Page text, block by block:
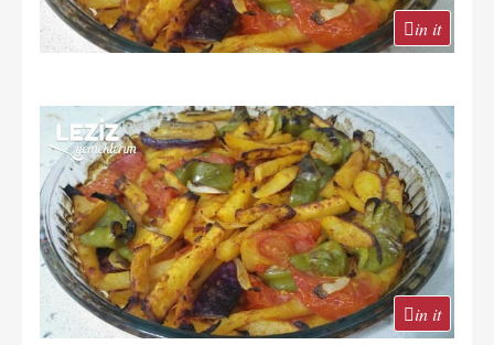
in it
in it